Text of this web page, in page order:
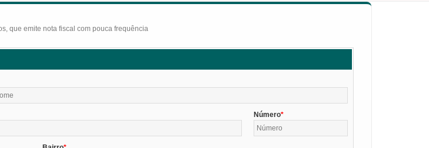
que emite nota fiscal com pouca frequência
Número